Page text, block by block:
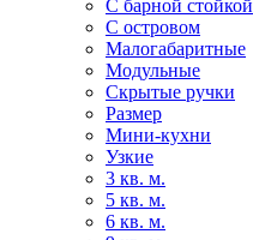
С барной стойкой
С островом
Малогабаритные
Модульные
Скрытые ручки
Размер
Мини-кухни
Узкие
3 кв. м.
5 кв. м.
6 кв. м.